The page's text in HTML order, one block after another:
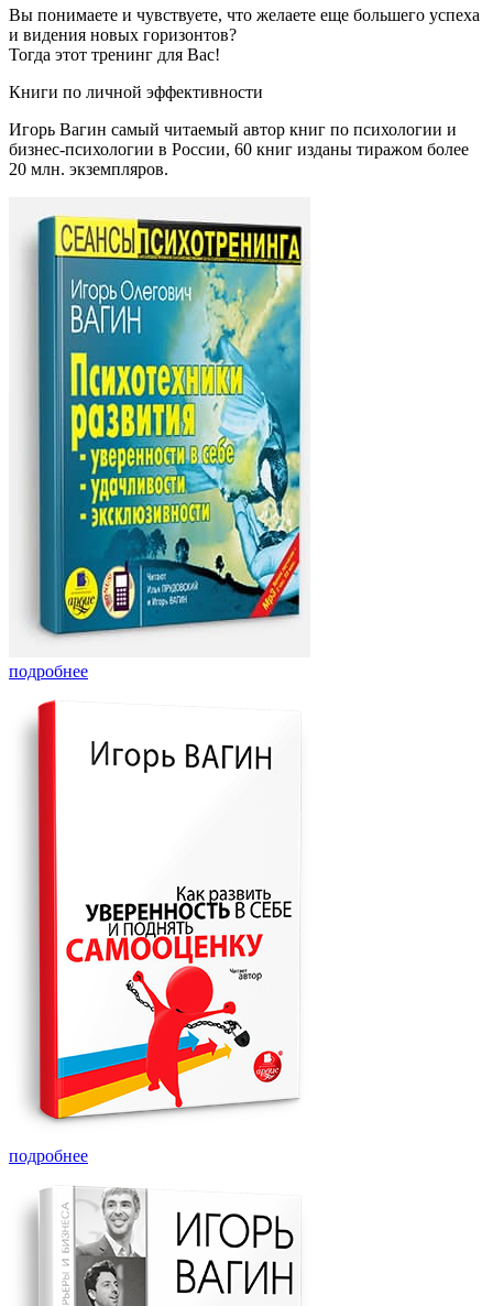
Вы понимаете и чувствуете, что желаете еще большего успеха
и видения новых горизонтов?
Тогда этот тренинг для Вас!
Книги по личной эффективности
Игорь Вагин самый читаемый автор книг по психологии и
бизнес-психологии в России, 60 книг изданы тиражом более
20 млн. экземпляров.
подробнее
подробнее